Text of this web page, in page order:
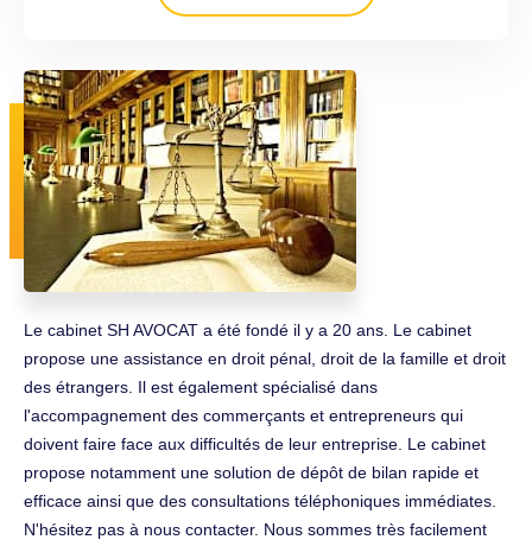
Le cabinet SH AVOCAT a été fondé il y a 20 ans. Le cabinet
propose une assistance en droit pénal, droit de la famille et droit
des étrangers. Il est également spécialisé dans
l'accompagnement des commerçants et entrepreneurs qui
doivent faire face aux difficultés de leur entreprise. Le cabinet
propose notamment une solution de dépôt de bilan rapide et
efficace ainsi que des consultations téléphoniques immédiates.
N'hésitez pas à nous contacter. Nous sommes très facilement